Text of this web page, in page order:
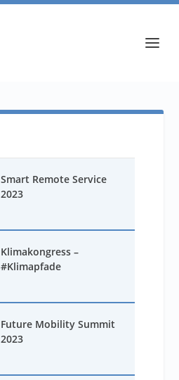
Smart Remote Service
2023
Klimakongress –
#Klimapfade
Future Mobility Summit
2023